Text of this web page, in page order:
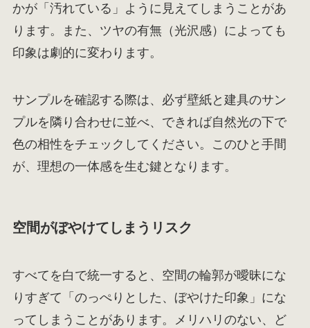
かが「汚れている」ように見えてしまうことがあ
ります。また、ツヤの有無（光沢感）によっても
印象は劇的に変わります。
サンプルを確認する際は、必ず壁紙と建具のサン
プルを隣り合わせに並べ、できれば自然光の下で
色の相性をチェックしてください。このひと手間
が、理想の一体感を生む鍵となります。
空間がぼやけてしまうリスク
すべてを白で統一すると、空間の輪郭が曖昧にな
りすぎて「のっぺりとした、ぼやけた印象」にな
ってしまうことがあります。メリハリのない、ど